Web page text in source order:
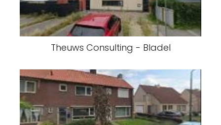
Theuws Consulting - Bladel